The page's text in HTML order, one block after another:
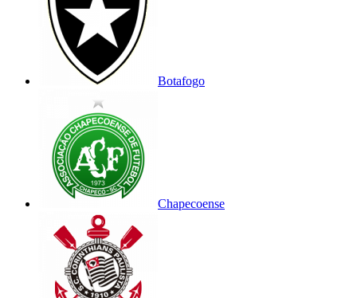
Botafogo
Chapecoense